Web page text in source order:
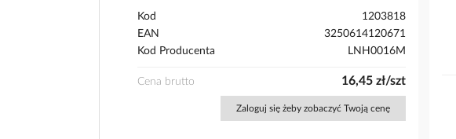
Kod
1203818
EAN
3250614120671
Kod Producenta
LNH0016M
Cena brutto 16,45 zł/szt
Zaloguj się żeby zobaczyć Twoją cenę